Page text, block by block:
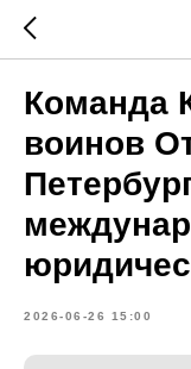
Команда
воинов
2026-06-26 15:00